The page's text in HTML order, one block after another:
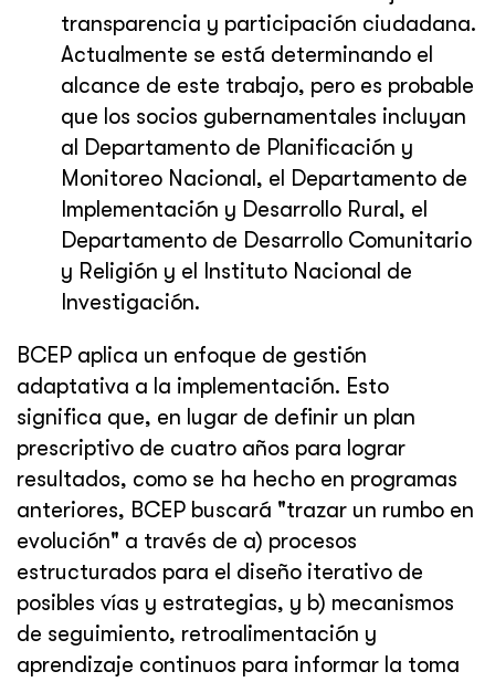
transparencia y participación ciudadana.
Actualmente se está determinando el
alcance de este trabajo, pero es probable
que los socios gubernamentales incluyan
al Departamento de Planificación y
Monitoreo Nacional, el Departamento de
Implementación y Desarrollo Rural, el
Departamento de Desarrollo Comunitario
y Religión y el Instituto Nacional de
Investigación.
BCEP aplica un enfoque de gestión
adaptativa a la implementación. Esto
significa que, en lugar de definir un plan
prescriptivo de cuatro años para lograr
resultados, como se ha hecho en programas
anteriores, BCEP buscará "trazar un rumbo en
evolución" a través de a) procesos
estructurados para el diseño iterativo de
posibles vías y estrategias, y b) mecanismos
de seguimiento, retroalimentación y
aprendizaje continuos para informar la toma